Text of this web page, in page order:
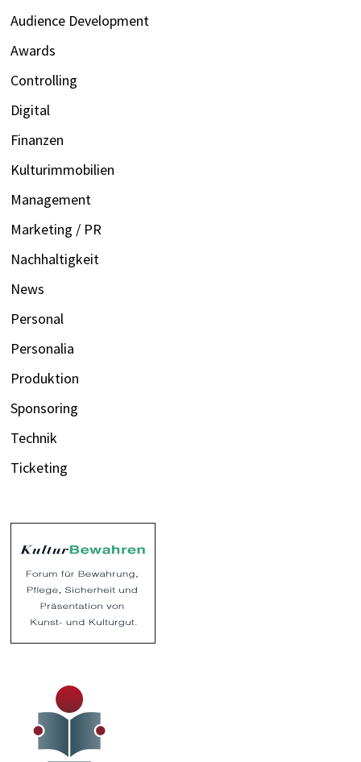
Audience Development
Awards
Controlling
Digital
Finanzen
Kulturimmobilien
Management
Marketing / PR
Nachhaltigkeit
News
Personal
Personalia
Produktion
Sponsoring
Technik
Ticketing